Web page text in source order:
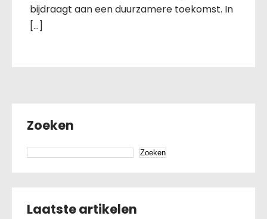
bijdraagt aan een duurzamere toekomst. In
[…]
Zoeken
Zoeken
Laatste artikelen